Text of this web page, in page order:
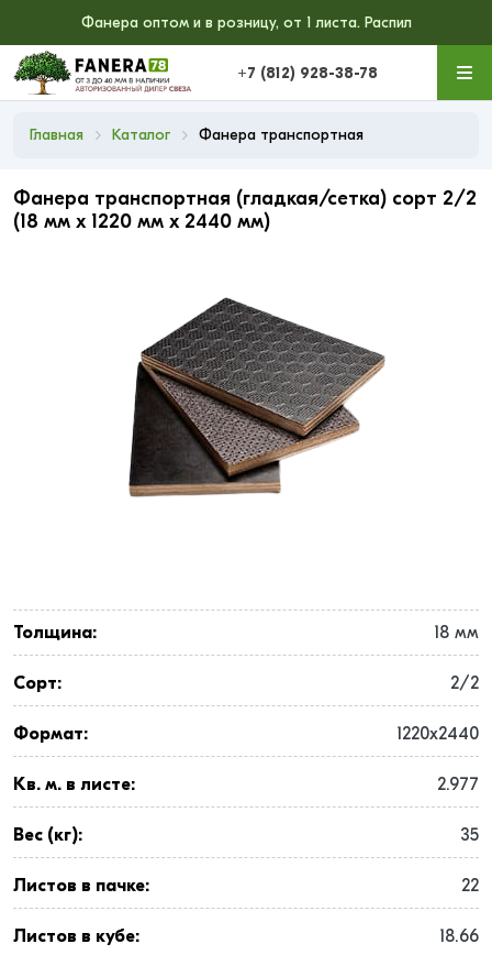
Фанера оптом и в розницу, от 1 листа. Распил
+7 (812) 928-38-78
Главная Каталог Фанера транспортная
Фанера транспортная (гладкая/сетка) сорт 2/2
(18 мм x 1220 мм x 2440 мм)
Толщина: 18 мм
Сорт: 2/2
Формат: 1220x2440
Кв. м. в листе: 2.977
Вес (кг): 35
Листов в пачке: 22
Листов в кубе: 18.66